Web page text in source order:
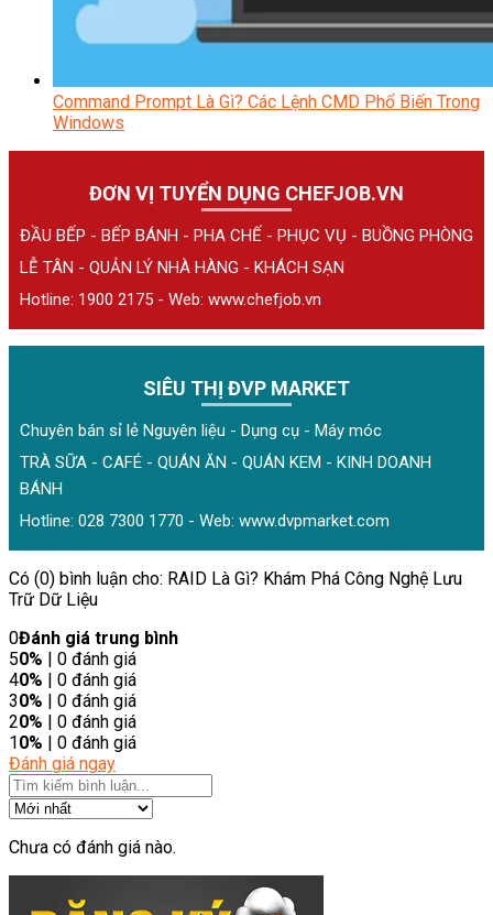
Command Prompt Là Gì? Các Lệnh CMD Phổ Biến Trong
Windows
ĐƠN VỊ TUYỂN DỤNG CHEFJOB.VN
ĐẦU BẾP - BẾP BÁNH - PHA CHẾ - PHỤC VỤ - BUỒNG PHÒNG
LỄ TÂN - QUẢN LÝ NHÀ HÀNG - KHÁCH SẠN
Hotline: 1900 2175 - Web: www.chefjob.vn
SIÊU THỊ ĐVP MARKET
Chuyên bán sỉ lẻ Nguyên liệu - Dụng cụ - Máy móc
TRÀ SỮA - CAFÉ - QUÁN ĂN - QUÁN KEM - KINH DOANH
BÁNH
Hotline: 028 7300 1770 - Web: www.dvpmarket.com
Có (0) bình luận cho: RAID Là Gì? Khám Phá Công Nghệ Lưu
Trữ Dữ Liệu
0Đánh giá trung bình
50% | 0 đánh giá
40% | 0 đánh giá
30% | 0 đánh giá
20% | 0 đánh giá
1 0% | 0 đánh giá
Đánh giá ngay
Chưa có đánh giá nào.